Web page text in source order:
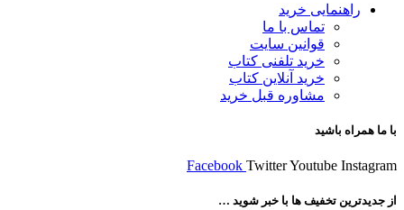
راهنمایی خرید
تماس با ما
قوانین سایت
خرید تلفنی کتاب
خرید آنلاین کتاب
مشاوره قبل خرید
با ما همراه باشید
Facebook TwitterYoutube Instagram
از جدیدترین تخفیف ها با خبر شوید …